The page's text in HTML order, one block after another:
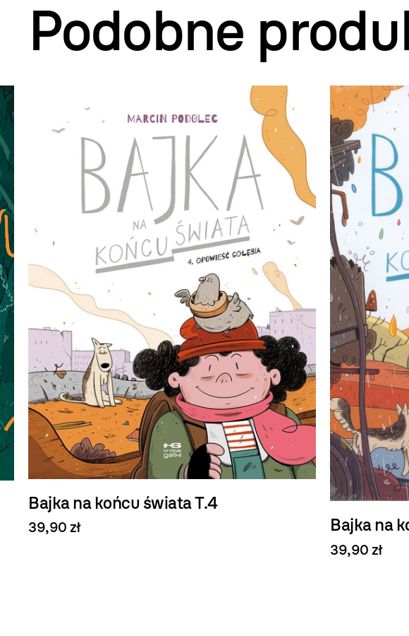
Podobne
Bajka na końcu świata T.4
39,90 zł Bajka na
39,90 zł